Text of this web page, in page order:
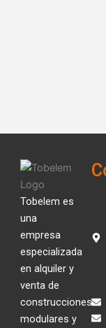
Tobelem es
una
empresa
especializada
en alquiler y
venta de
construcciones
modulares y